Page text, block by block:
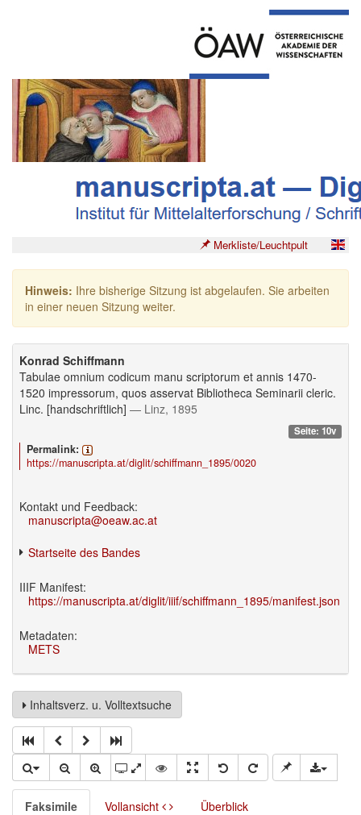
Merkliste/Leuchtpult
Hinweis: Ihre bisherige Sitzung ist abgelaufen. Sie arbeiten
in einer neuen Sitzung weiter.
Konrad Schiffmann
Tabulae omnium codicum manu scriptorum et annis 1470-
1520 impressorum, quos asservat Bibliotheca Seminarii cleric.
Linc. [handschriftlich] — Linz, 1895
Seite: 10v
Permalink:
https://manuscripta.at/diglit/schiffmann_1895/0020
Kontakt und Feedback:
manuscripta@oeaw.ac.at
Startseite des Bandes
IIIF Manifest:
https://manuscripta.at/diglit/iiif/schiffmann_1895/manifest.json
Metadaten:
METS
Inhaltsverz. u. Volltextsuche
Faksimile Vollansicht Überblick